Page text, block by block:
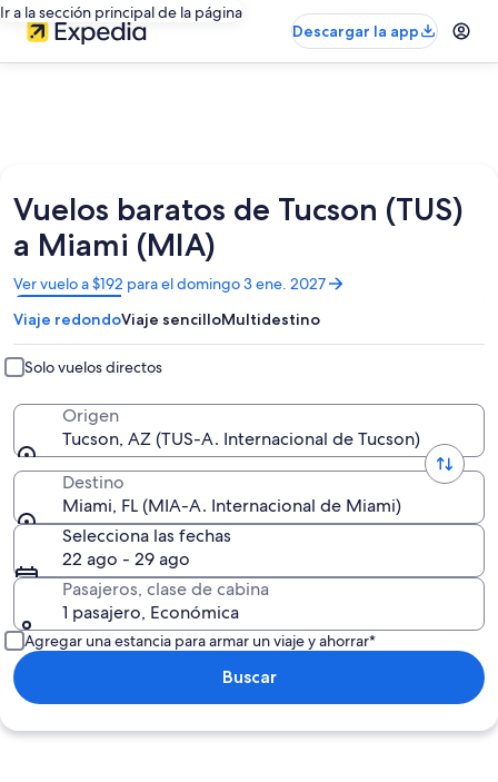
Ir a la sección principal de la página
Descargar la app
Vuelos baratos de Tucson (TUS)
a Miami (MIA)
Ver vuelo a $192 para el domingo 3 ene. 2027
Se
abrirá
en
una
nueva
ventana
Viaje redondoViaje sencilloMultidestino
Solo vuelos directos
Origen
Tucson, AZ (TUS-A. Internacional de Tucson)
Destino
Miami, FL (MIA-A. Internacional de Miami)
Selecciona las fechas
22 ago - 29 ago
Pasajeros, clase de cabina
1 pasajero, Económica
Agregar una estancia para armar un viaje y ahorrar*
Buscar